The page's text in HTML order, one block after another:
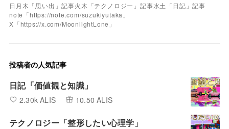
日月木「思い出」記事火木「テクノロジー」記事水土「日記」記事
note「https://note.com/suzukiyutaka」
X「https://x.com/MoonlightLone」
投稿者の人気記事
日記「価値観と知識」
2.30k ALIS 10.50 ALIS
テクノロジー「整形したい心理学」